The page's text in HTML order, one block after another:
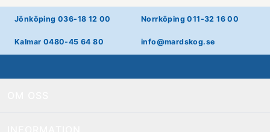
Jönköping 036-18 12 00 Norrköping 011-32 16 00
Kalmar 0480-45 64 80 info@mardskog.se